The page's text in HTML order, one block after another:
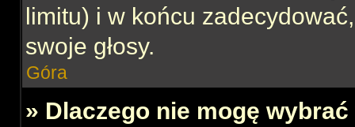
limitu) i w końcu
swoje głosy.
Góra
» Dlaczego nie mogę